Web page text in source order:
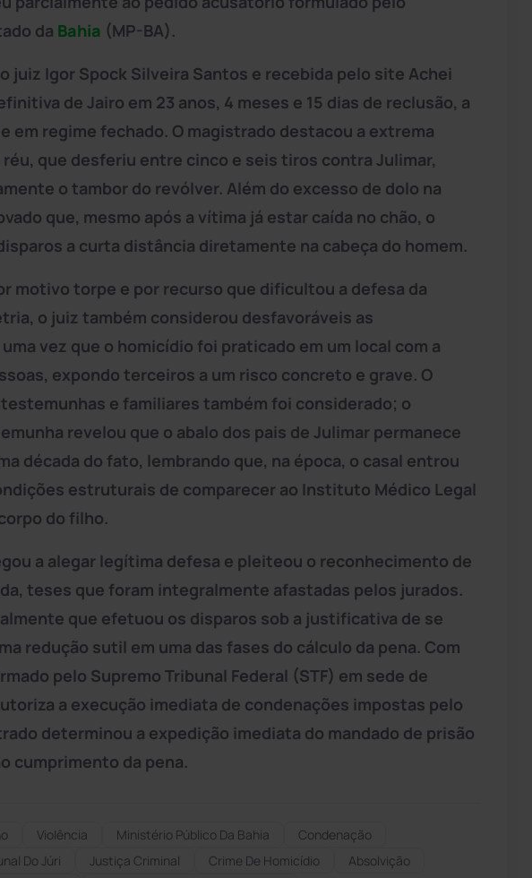
da Bahia (MP-BA).
juiz Igor Spock Silveira Santos e recebida pelo site Achei
de Jairo em 23 anos, 4 meses e 15 dias de reclusão, a
em regime fechado. O magistrado destacou a extrema
que desferiu entre cinco e seis tiros contra Julimar,
o tambor do revólver. Além do excesso de dolo na
que, mesmo após a vítima já estar caída no chão, o
a curta distância diretamente na cabeça do homem.
motivo torpe e por recurso que dificultou a defesa da
o juiz também considerou desfavoráveis as
vez que o homicídio foi praticado em um local com a
expondo terceiros a um risco concreto e grave. O
e familiares também foi considerado; o
revelou que o abalo dos pais de Julimar permanece
década do fato, lembrando que, na época, o casal entrou
estruturais de comparecer ao Instituto Médico Legal
do filho.
a alegar legítima defesa e pleiteou o reconhecimento de
teses que foram integralmente afastadas pelos jurados.
que efetuou os disparos sob a justificativa de se
redução sutil em uma das fases do cálculo da pena. Com
pelo Supremo Tribunal Federal (STF) em sede de
a execução imediata de condenações impostas pelo
determinou a expedição imediata do mandado de prisão
cumprimento da pena.
Violência Ministério Público Da Bahia
Condenação
Do Júri Justiça Criminal Crime De Homicídio
Absolvição